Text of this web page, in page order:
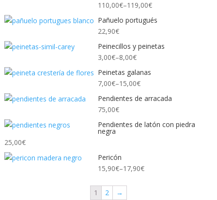
110,00€–119,00€
Pañuelo portugués
22,90€
Peinecillos y peinetas
3,00€–8,00€
Peinetas galanas
7,00€–15,00€
Pendientes de arracada
75,00€
Pendientes de latón con piedra
negra
25,00€
Pericón
15,90€–17,90€
1 2 →